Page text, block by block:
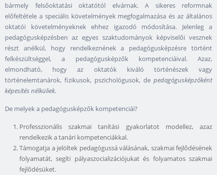
bármely felsőoktatási oktatótól elvárnak. A sikeres reformnak
előfeltétele a speciális követelmények megfogalmazása és az általános
oktatói követelményeknek ehhez igazodó módosítása. Jelenleg a
pedagógusképzésben az egyes szaktudományok képviselői vesznek
részt anélkül, hogy rendelkeznének a pedagógusképzésre történt
felkészültséggel, a pedagógusképzők kompetenciáival. Azaz,
elmondható, hogy az oktatók kiváló történészek vagy
történelemtanárok, fizikusok, pszichológusok, de pedagógusképzőként
képesítés nélküliek.
De melyek a pedagógusképzők kompetenciái?
Professzionális szakmai tanítási gyakorlatot modellez, azaz
rendelkezik a tanári kompetenciákkal.
Támogatja a jelöltek pedagógussá válásának, szakmai fejlődésének
folyamatát, segíti pályaszocializációjukat és folyamatos szakmai
fejlődésüket.